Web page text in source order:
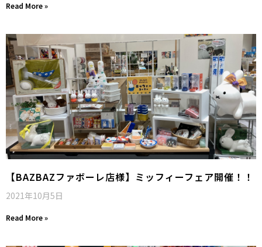
Read More »
【BAZBAZファボーレ店様】ミッフィーフェア開催！！
2021年10月5日
Read More »